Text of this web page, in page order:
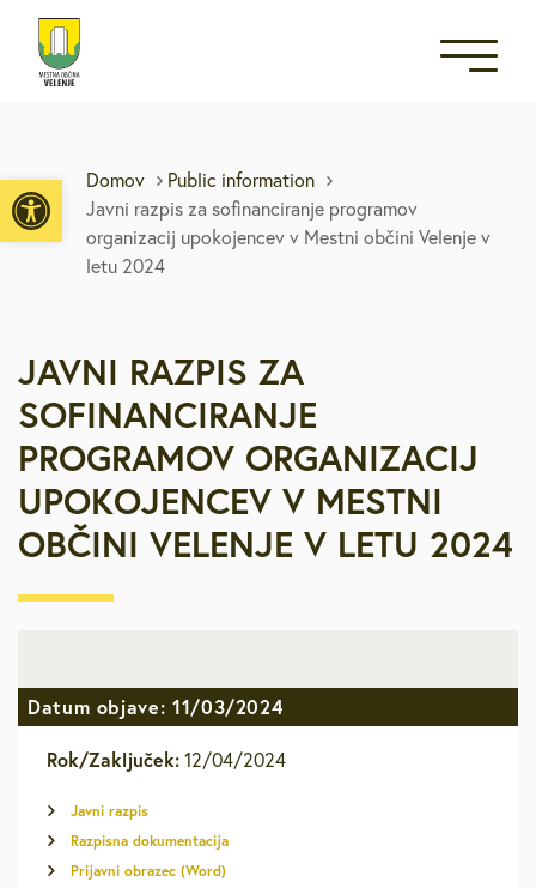
Open toolbar
Domov
Public information
Javni razpis za sofinanciranje programov
organizacij upokojencev v Mestni občini Velenje v
letu 2024
JAVNI RAZPIS ZA
SOFINANCIRANJE
PROGRAMOV ORGANIZACIJ
UPOKOJENCEV V MESTNI
OBČINI VELENJE V LETU 2024
Datum objave: 11/03/2024
Rok/Zaključek: 12/04/2024
Javni razpis
Razpisna dokumentacija
Prijavni obrazec (Word)